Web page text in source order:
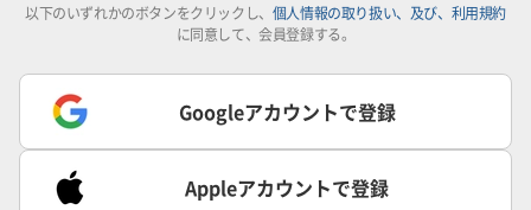
以下のいずれかのボタンをクリックし、 個人情報の取り扱い、及び、利用規約
に同意して、会員登録する。
Googleアカウントで登録
Appleアカウントで登録